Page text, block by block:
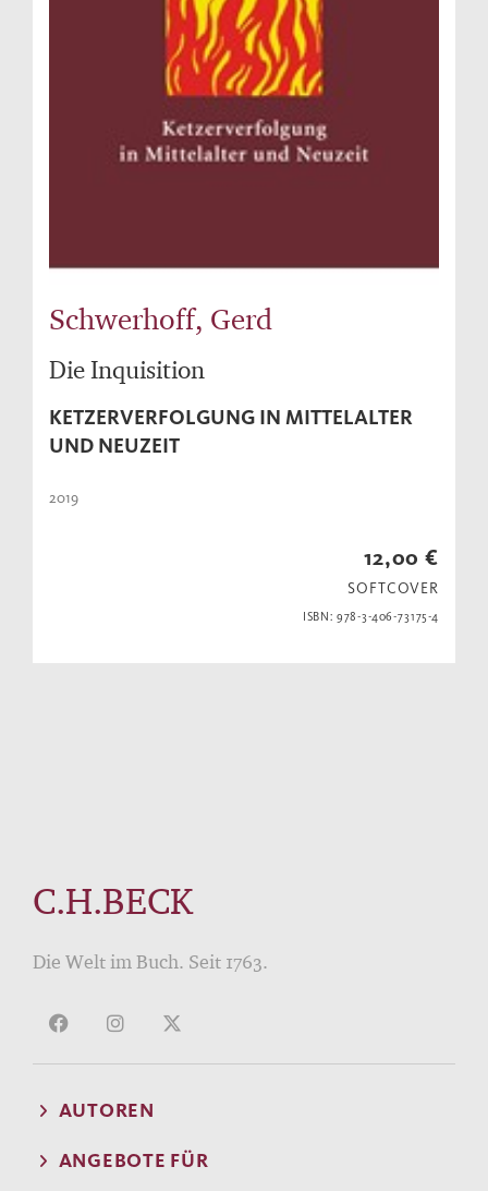
Schwerhoff, Gerd
Die Inquisition
KETZERVERFOLGUNG IN MITTELALTER
UND NEUZEIT
2019
12,00 €
SOFTCOVER
ISBN: 978-3-406-73175-4
C.H.BECK
Die Welt im Buch. Seit 1763.
AUTOREN
ANGEBOTE FÜR